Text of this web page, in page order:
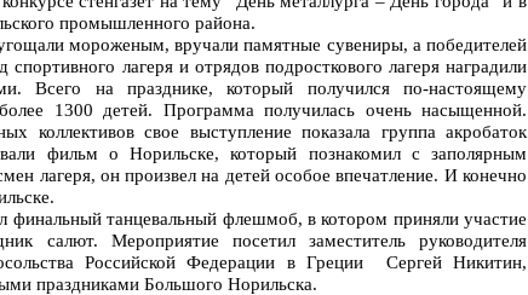
промышленного района.
мороженым, вручали памятные сувениры, а победителей
лагеря и отрядов подросткового лагеря наградили
Всего на празднике, который получился по-настоящему
1300 детей. Программа получилась очень насыщенной.
коллективов свое выступление показала группа акробаток
фильм о Норильске, который познакомил с заполярным
лагеря, он произвел на детей особое впечатление. И конечно
танцевальный флешмоб, в котором приняли участие
салют. Мероприятие посетил заместитель руководителя
Российской Федерации в Греции Сергей Никитин,
праздниками Большого Норильска.